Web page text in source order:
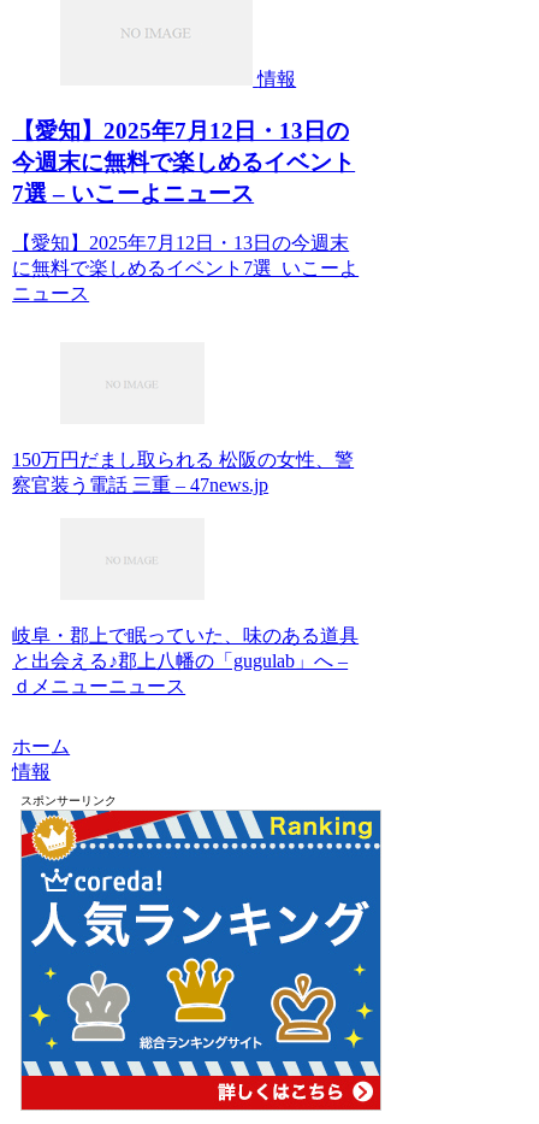
情報
【愛知】2025年7月12日・13日の
今週末に無料で楽しめるイベント
7選 – いこーよニュース
【愛知】2025年7月12日・13日の今週末
に無料で楽しめるイベント7選 いこーよ
ニュース
150万円だまし取られる 松阪の女性、警
察官装う電話 三重 – 47news.jp
岐阜・郡上で眠っていた、味のある道具
と出会える♪郡上八幡の「gugulab」へ –
ｄメニューニュース
ホーム
情報
スポンサーリンク